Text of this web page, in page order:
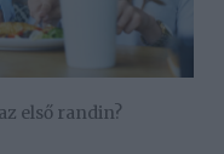
első randin?